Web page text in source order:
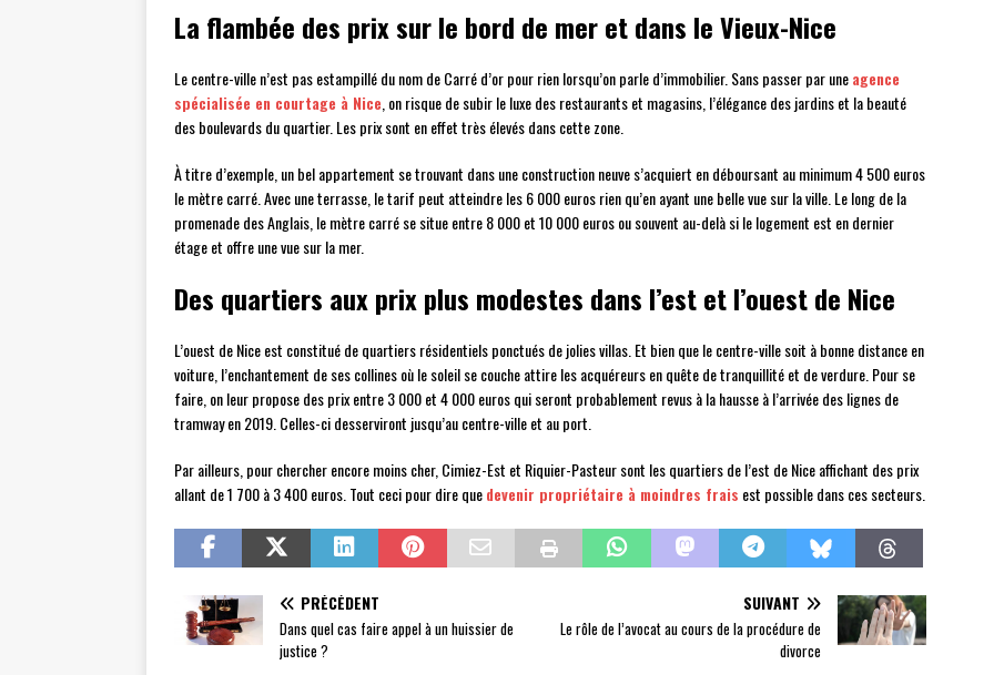
La flambée des prix sur le bord de mer et dans le Vieux-Nice
Le centre-ville n’est pas estampillé du nom de Carré d’or pour rien lorsqu’on parle d’immobilier. Sans passer par uneagence
spécialisée en courtage à Nice, on risque de subir le luxe des restaurants et magasins, l’élégance des jardins et la beauté
des boulevards du quartier. Les prix sont en effet très élevés dans cette zone.
À titre d’exemple, un bel appartement se trouvant dans une construction neuve s’acquiert en déboursant au minimum 4 500 euros
le mètre carré. Avec une terrasse, le tarif peut atteindre les 6 000 euros rien qu’en ayant une belle vue sur la ville. Le long de la
promenade des Anglais, le mètre carré se situe entre 8 000 et 10 000 euros ou souvent au-delà si le logement est en dernier
étage et offre une vue sur la mer.
Des quartiers aux prix plus modestes dans l’est et l’ouest de Nice
L’ouest de Nice est constitué de quartiers résidentiels ponctués de jolies villas. Et bien que le centre-ville soit à bonne distance en
voiture, l’enchantement de ses collines où le soleil se couche attire les acquéreurs en quête de tranquillité et de verdure. Pour se
faire, on leur propose des prix entre 3 000 et 4 000 euros qui seront probablement revus à la hausse à l’arrivée des lignes de
tramway en 2019. Celles-ci desserviront jusqu’au centre-ville et au port.
Par ailleurs, pour chercher encore moins cher, Cimiez-Est et Riquier-Pasteur sont les quartiers de l’est de Nice affichant des prix
allant de 1 700 à 3 400 euros. Tout ceci pour dire quedevenir propriétaire à moindres frais est possible dans ces secteurs.
PRÉCÉDENT
Dans quel cas faire appel à un huissier de
justice ?
SUIVANT
Le rôle de l’avocat au cours de la procédure de
divorce